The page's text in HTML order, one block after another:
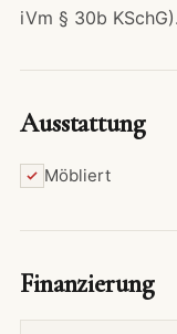
iVm § 30b KSchG).
Ausstattung
Möbliert
Finanzierung